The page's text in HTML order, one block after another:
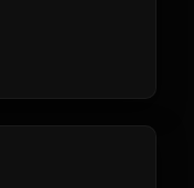
1 Clases